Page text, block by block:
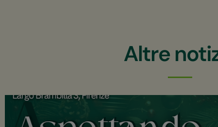
Altre